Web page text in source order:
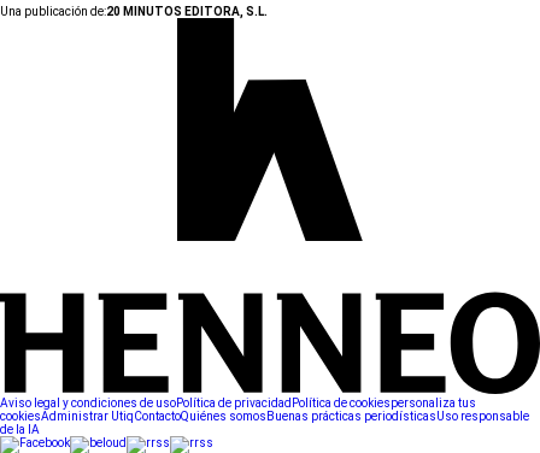
Una publicación de:20 MINUTOS EDITORA, S.L.
Aviso legal y condiciones de usoPolítica de privacidad Política de cookiespersonaliza tus
cookiesAdministrar UtiqContactoQuiénes somos Buenas prácticas periodísticasUso responsable
de la IA